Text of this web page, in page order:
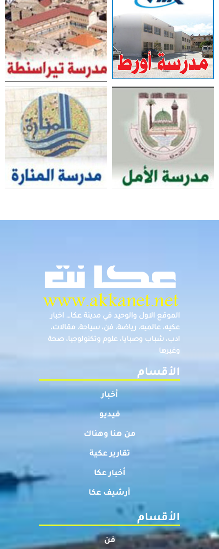
الموقع الاول والوحيد في مدينة عكا… اخبار
عكيه، عالميه، رياضة، فن، سياحة، مقالات،
ادب، شباب وصبايا، علوم وتكنولوجيا، صحة
وغيرها
الأقسام
أخبار
فيديو
من هنا وهناك
تقارير عكية
أخبار عكا
أرشيف عكا
الأقسام
فن